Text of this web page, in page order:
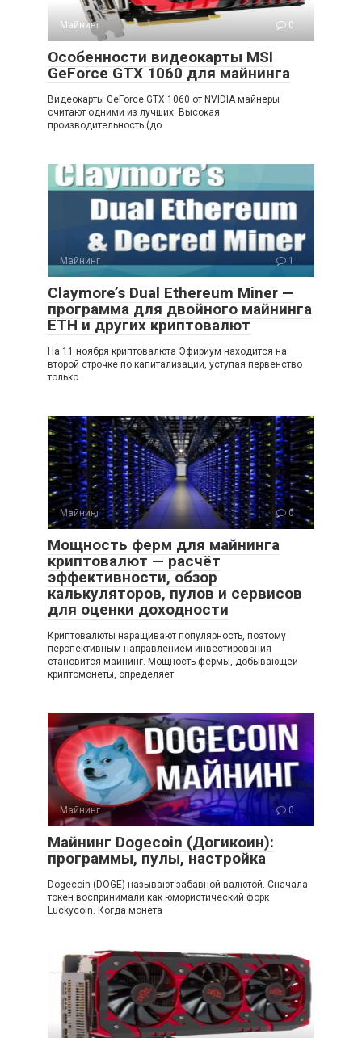
Майнинг 0
Особенности видеокарты MSI
GeForce GTX 1060 для майнинга
Видеокарты GeForce GTX 1060 от NVIDIA майнеры
считают одними из лучших. Высокая
производительность (до
Майнинг 1
Claymore’s Dual Ethereum Miner —
программа для двойного майнинга
ETH и других криптовалют
На 11 ноября криптовалюта Эфириум находится на
второй строчке по капитализации, уступая первенство
только
Майнинг 0
Мощность ферм для майнинга
криптовалют — расчёт
эффективности, обзор
калькуляторов, пулов и сервисов
для оценки доходности
Криптовалюты наращивают популярность, поэтому
перспективным направлением инвестирования
становится майнинг. Мощность фермы, добывающей
криптомонеты, определяет
Майнинг 0
Майнинг Dogecoin (Догикоин):
программы, пулы, настройка
Dogecoin (DOGE) называют забавной валютой. Сначала
токен воспринимали как юмористический форк
Luckycoin. Когда монета